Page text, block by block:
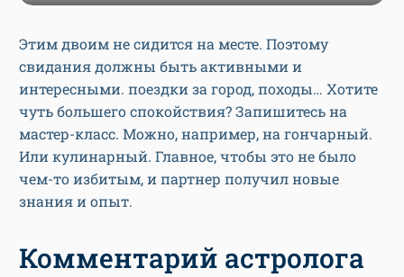
Этим двоим не сидится на месте. Поэтому
свидания должны быть активными и
интересными. поездки за город, походы… Хотите
чуть большего спокойствия? Запишитесь на
мастер-класс. Можно, например, на гончарный.
Или кулинарный. Главное, чтобы это не было
чем-то избитым, и партнер получил новые
знания и опыт.
Комментарий астролога